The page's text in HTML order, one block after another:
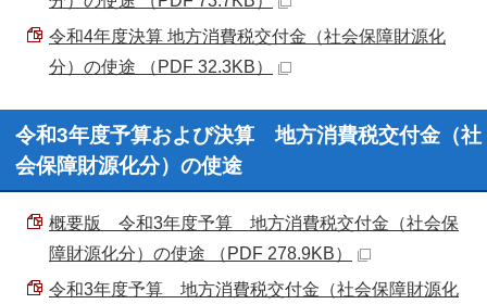
令和4年度決算 地方消費税交付金（社会保障財源化
分）の使途 （PDF 32.3KB）
令和3年度予算および決算 地方消費税交付金（社
会保障財源化分）の使途
概要版 令和3年度予算 地方消費税交付金（社会保
障財源化分）の使途 （PDF 278.9KB）
令和3年度予算 地方消費税交付金（社会保障財源化